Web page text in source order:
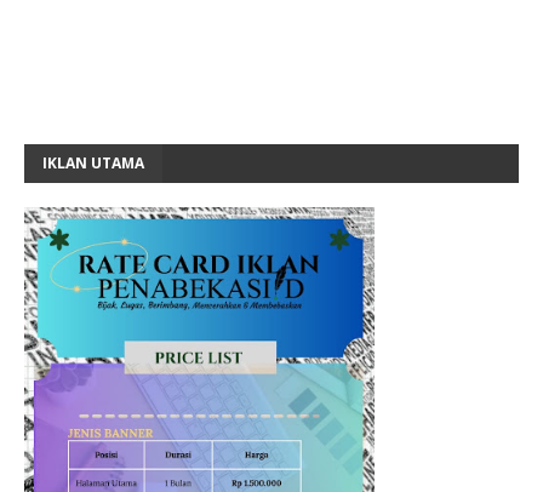
IKLAN UTAMA